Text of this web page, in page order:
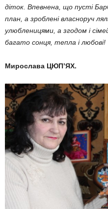
діток. Впевнена, що пусті
план, а зроблені власноруч
улюбленицями, а згодом і
багато сонця, тепла і любові!
Мирослава ЦЮП’ЯХ.